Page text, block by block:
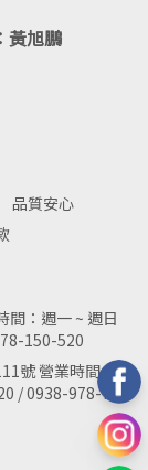
黃旭鵬
品質安心
：週一 ~ 週日
150-520
號 營業時間：
/ 0938-978-78